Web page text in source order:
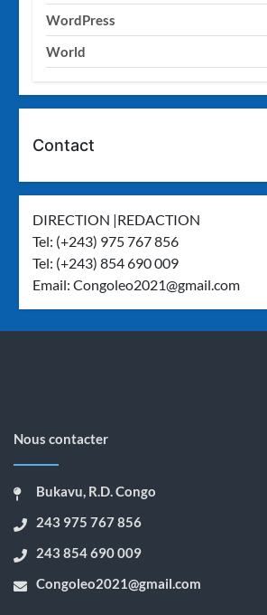
WordPress
World
Contact
DIRECTION |REDACTION
Tel: (+243) 975 767 856
Tel: (+243) 854 690 009
Email:Congoleo2021@gmail.com
Nous contacter
Bukavu, R.D. Congo
243 975 767 856
243 854 690 009
Congoleo2021@gmail.com